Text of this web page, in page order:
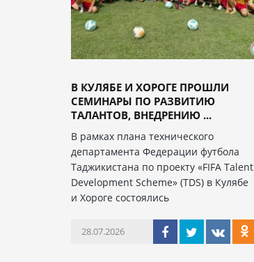
В КУЛЯБЕ И ХОРОГЕ ПРОШЛИ
СЕМИНАРЫ ПО РАЗВИТИЮ
ТАЛАНТОВ, ВНЕДРЕНИЮ ...
В рамках плана технического
департамента Федерации футбола
Таджикистана по проекту «FIFA Talent
Development Scheme» (TDS) в Кулябе
и Хороге состоялись
28.07.2026